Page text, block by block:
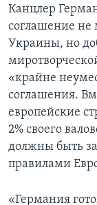
Канцлер
соглашение не
Украины, но
«крайне
соглашения.
европейские
2% своего
должны быть
правилами
«Германия